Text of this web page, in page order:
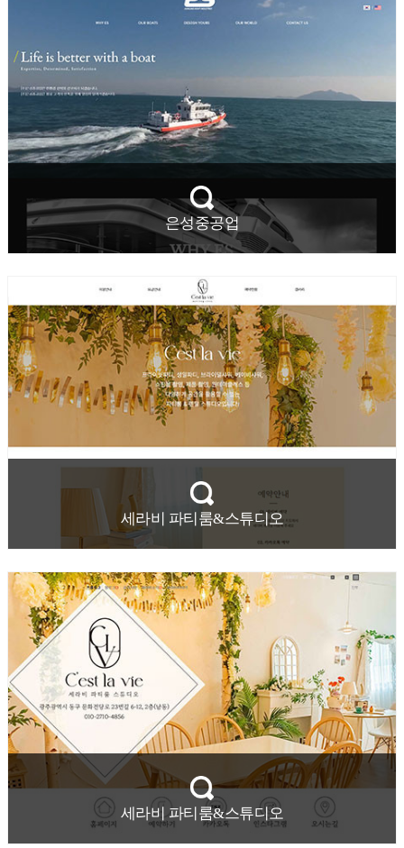
은성중공업
세라비 파티룸&스튜디오
세라비 파티룸&스튜디오